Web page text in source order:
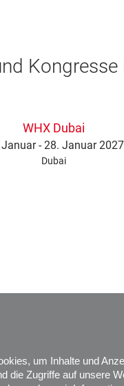
um Inhalte und
die Zugriffe auf unsere
WHX Dubai
- 28. Januar 2027
Dubai